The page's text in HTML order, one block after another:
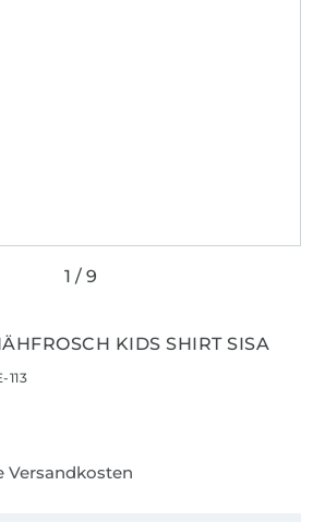
KIDS SHIRT SISA
113
Versandkosten